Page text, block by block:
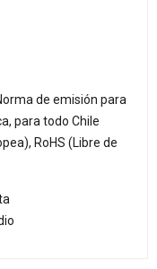
de emisión para
para todo Chile
RoHS (Libre de